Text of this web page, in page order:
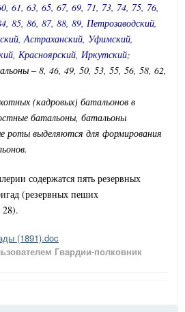
61, 63, 65, 67, 69, 71, 73, 74, 75, 76,
85, 86, 87, 88, 89, Петрозаводский,
Астраханский, Уфимский,
Красноярский, Иркутский;
– 8, 46, 49, 50, 53, 55, 56, 58, 62,
(кадровых) батальонов в
батальоны, батальоны
роты выделяются для формирования
содержатся пять резервных
(резервных пеших
28).
(1891).doc
Гвардии-полковник